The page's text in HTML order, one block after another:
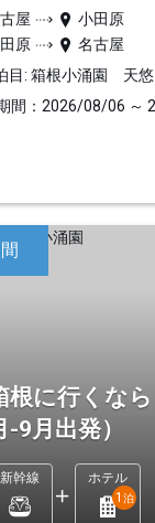
屋
小田原
原
名古屋
目: 箱根小涌園 天悠
間：2026/08/06 ～
根に行くな
-9月出発）
新幹線
ホテル
1 泊